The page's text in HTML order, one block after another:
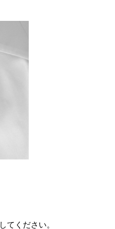
してください。